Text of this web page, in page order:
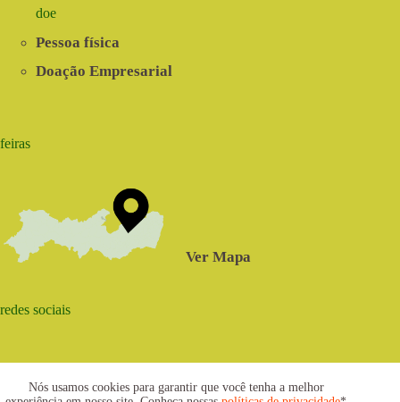
Nós usamos cookies para garantir que você tenha a melhor
doe
Pessoa física
Doação Empresarial
feiras
Ver Mapa
redes sociais